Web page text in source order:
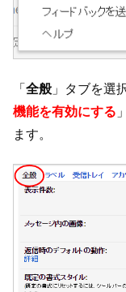
「 全般 」タブを選
機能を有効にする
ます。